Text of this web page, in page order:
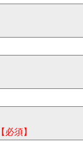
【必須】